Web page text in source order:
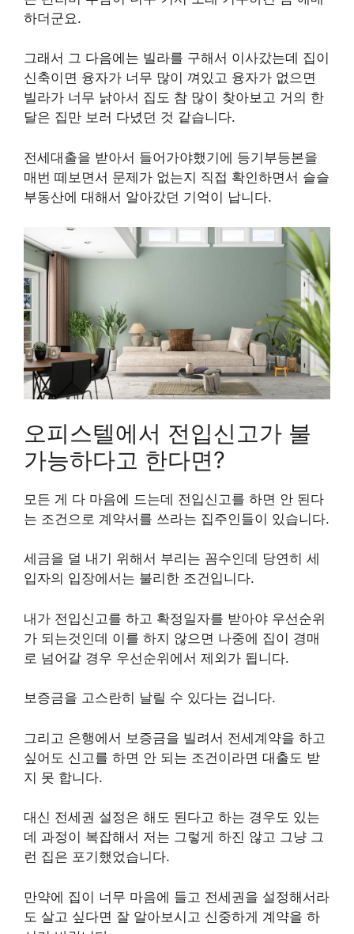
하더군요.
그래서 그 다음에는 빌라를 구해서 이사갔는데 집이
신축이면 융자가 너무 많이 껴있고 융자가 없으면
빌라가 너무 낡아서 집도 참 많이 찾아보고 거의 한
달은 집만 보러 다녔던 것 같습니다.
전세대출을 받아서 들어가야했기에 등기부등본을
매번 떼보면서 문제가 없는지 직접 확인하면서 슬슬
부동산에 대해서 알아갔던 기억이 납니다.
오피스텔에서 전입신고가 불
가능하다고 한다면?
모든 게 다 마음에 드는데 전입신고를 하면 안 된다
는 조건으로 계약서를 쓰라는 집주인들이 있습니다.
세금을 덜 내기 위해서 부리는 꼼수인데 당연히 세
입자의 입장에서는 불리한 조건입니다.
내가 전입신고를 하고 확정일자를 받아야 우선순위
가 되는것인데 이를 하지 않으면 나중에 집이 경매
로 넘어갈 경우 우선순위에서 제외가 됩니다.
보증금을 고스란히 날릴 수 있다는 겁니다.
그리고 은행에서 보증금을 빌려서 전세계약을 하고
싶어도 신고를 하면 안 되는 조건이라면 대출도 받
지 못 합니다.
대신 전세권 설정은 해도 된다고 하는 경우도 있는
데 과정이 복잡해서 저는 그렇게 하진 않고 그냥 그
런 집은 포기했었습니다.
만약에 집이 너무 마음에 들고 전세권을 설정해서라
도 살고 싶다면 잘 알아보시고 신중하게 계약을 하